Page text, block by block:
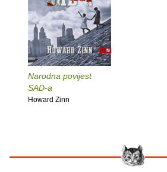
Narodna povijest
SAD-a
Howard Zinn